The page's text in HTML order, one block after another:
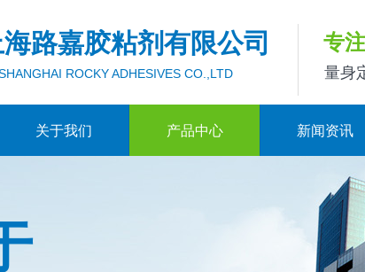
路嘉胶粘剂有限公司 专
量身
ROCKY ADHESIVES CO.,LTD
关于我们 产品中心 新闻资讯